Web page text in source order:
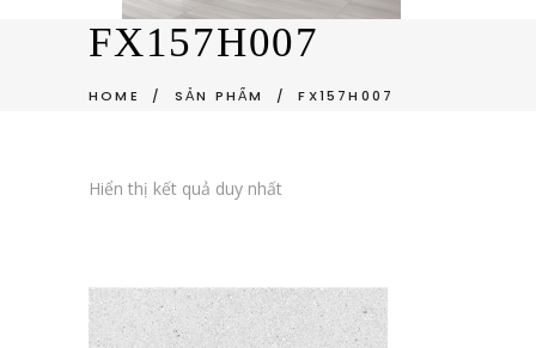
FX157H007
HOME / SẢN PHẨM /FX157H007
Hiển thị kết quả duy nhất